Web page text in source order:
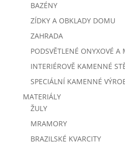
BAZÉNY
ZÍDKY A OBKLADY DOMU
ZAHRADA
PODSVĚTLENÉ ONYXOVÉ A
INTERIÉROVĚ KAMENNÉ
SPECIÁLNÍ KAMENNÉ
MATERIÁLY
ŽULY
MRAMORY
BRAZILSKÉ KVARCITY